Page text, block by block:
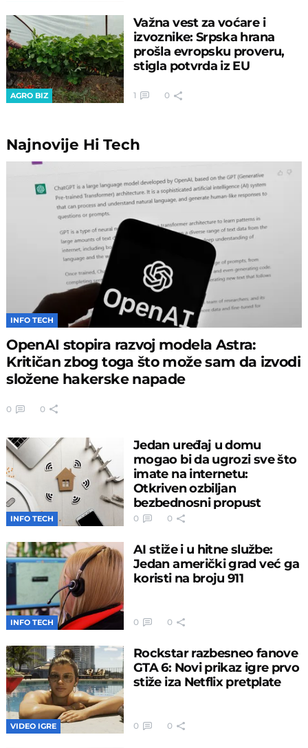
AGRO BIZ
Važna vest za voćare i
izvoznike: Srpska hrana
prošla evropsku proveru,
stigla potvrda iz EU
1 0
Najnovije Hi Tech
INFO TECH
OpenAI stopira razvoj modela Astra:
Kritičan zbog toga što može sam da izvodi
složene hakerske napade
0 0
INFO TECH
Jedan uređaj u domu
mogao bi da ugrozi sve što
imate na internetu:
Otkriven ozbiljan
bezbednosni propust
0 0
INFO TECH
AI stiže i u hitne službe:
Jedan američki grad već ga
koristi na broju 911
0 0
VIDEO IGRE
Rockstar razbesneo fanove
GTA 6: Novi prikaz igre prvo
stiže iza Netflix pretplate
0 0